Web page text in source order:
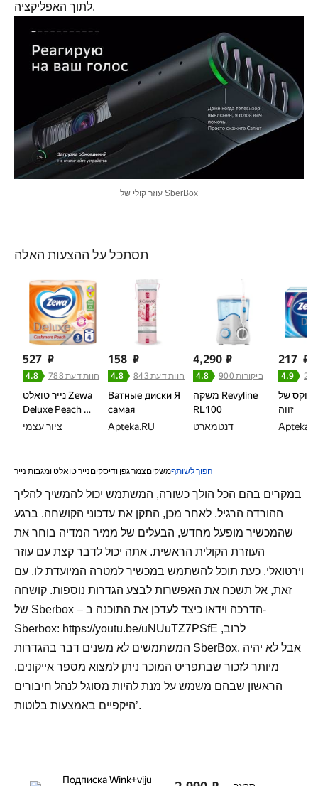
לתוך האפליקציה.
עוזר קולי של SberBox
תסתכל על ההצעות האלה
527 ₽
4.8 788 חוות דעת
נייר טואלט Zewa
Deluxe Peach …
ציור עצמי
158 ₽
4.8 843 חוות דעת
Ватные диски Я
самая
Apteka.RU
4,290 ₽
4.8 900 ביקורות
משקה Revyline
RL100
דנטמארט
217 ₽
4.9
של
זווה
נייר טואלט ומגבות ניירצמר גפן ודיסקיםמשקיםהפוך לשותף
במקרים בהם הכל הולך כשורה, המשתמש יכול להמשיך להליך
ההורדה הרגיל. לאחר מכן, התקן את עדכוני הקושחה. ברגע
שהמכשיר מופעל מחדש, הבעלים של ממיר המדיה בוחר את
העוזרת הקולית הראשית. אתה יכול לדבר קצת עם עוזר
וירטואלי. כעת תוכל להשתמש במכשיר למטרה המיועדת לו. עם
זאת, אל תשכח את האפשרות לבצע הגדרות נוספות. קושחה
של Sberbox – הדרכה וידאו כיצד לעדכן את התוכנה ב-
Sberbox: https://youtu.be/uNUuTZ7PSfE לרוב,
המשתמשים לא משנים דבר בהגדרות SberBox. אבל לא יהיה
מיותר לזכור שבתפריט המוכר ניתן למצוא מספר אייקונים.
הראשון שבהם משמש על מנת להיות מסוגל לנהל חיבורים
היקפיים באמצעות בלוטות’.
Подписка Wink+viju